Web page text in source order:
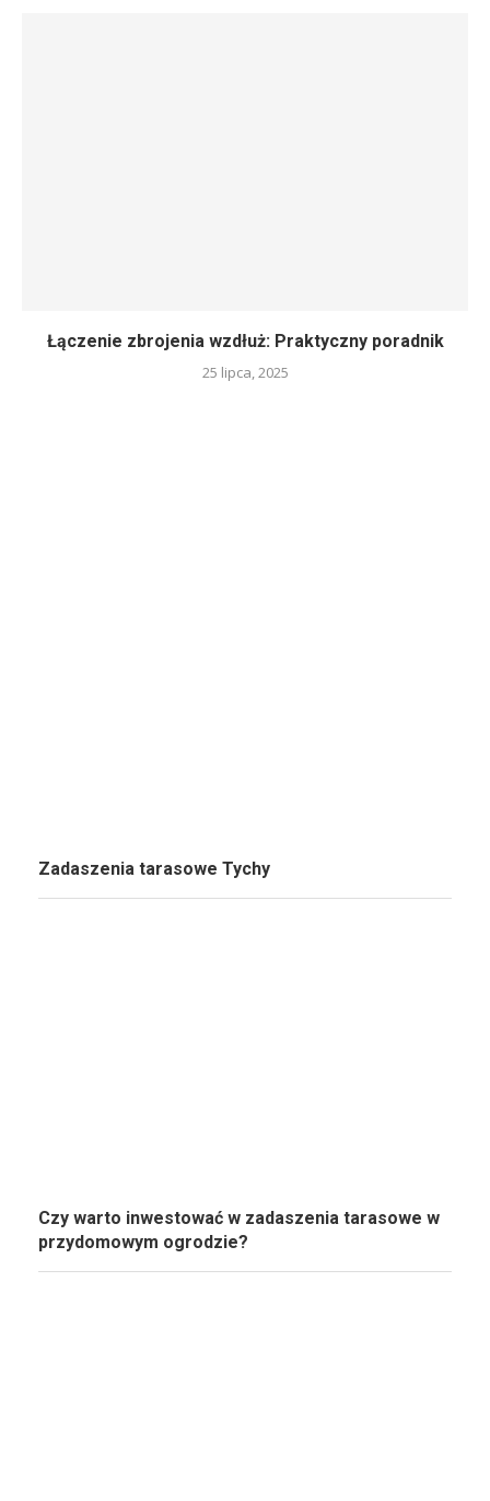
Łączenie zbrojenia wzdłuż: Praktyczny poradnik
25 lipca, 2025
Zadaszenia tarasowe Tychy
Czy warto inwestować w zadaszenia tarasowe w
przydomowym ogrodzie?